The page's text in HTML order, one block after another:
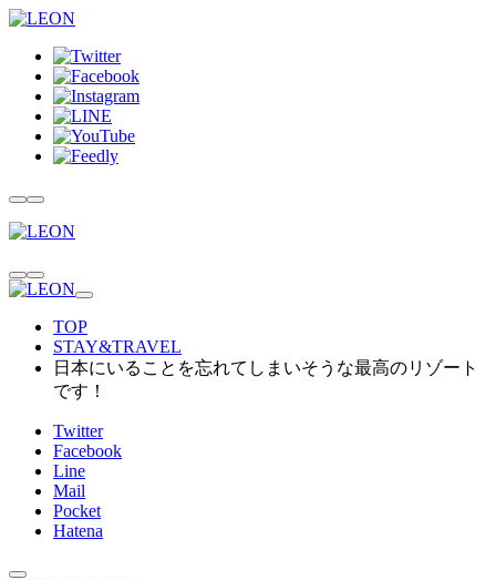
TOP
STAY&TRAVEL
日本にいることを忘れてしまいそうな最高のリゾート
です！
Twitter
Facebook
Line
Mail
Pocket
Hatena